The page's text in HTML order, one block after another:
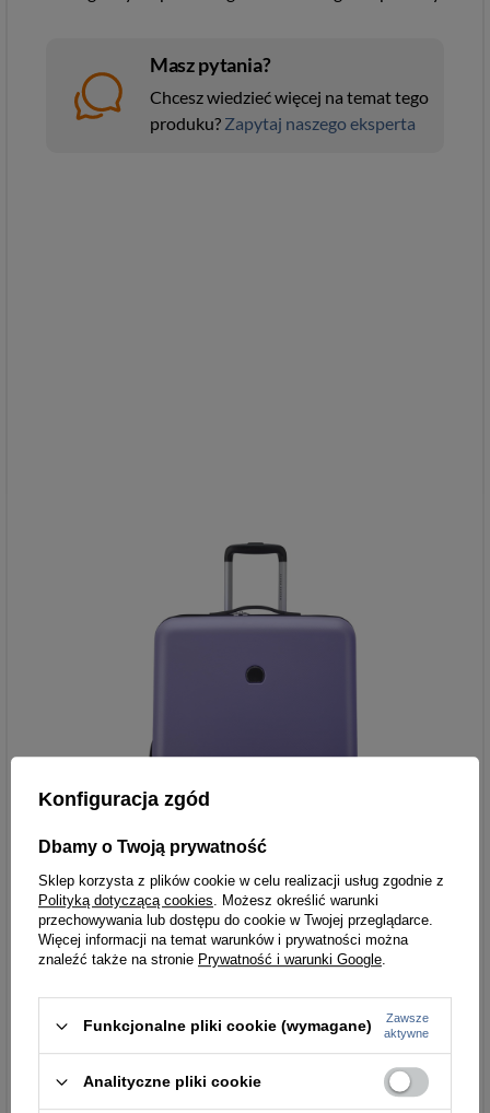
Masz pytania?
Chcesz wiedzieć więcej na temat tego
produku? Zapytaj naszego eksperta
Konfiguracja zgód
Dbamy o Twoją prywatność
Sklep korzysta z plików cookie w celu realizacji usług zgodnie z
Polityką dotyczącą cookies. Możesz określić warunki
przechowywania lub dostępu do cookie w Twojej przeglądarce.
Więcej informacji na temat warunków i prywatności można
znaleźć także na stronie Prywatność i warunki Google.
Funkcjonalne pliki cookie (wymagane)
Zawsze
aktywne
Analityczne pliki cookie